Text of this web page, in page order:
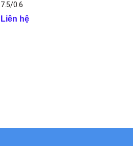
7.5/0.6
Liên hệ